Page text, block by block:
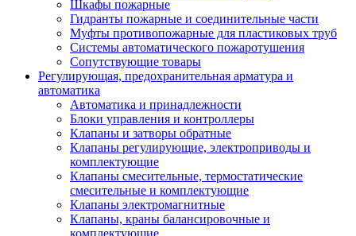
Шкафы пожарные
Гидранты пожарные и соединительные части
Муфты противопожарные для пластиковых труб
Системы автоматического пожаротушения
Сопутствующие товары
Регулирующая, предохранительная арматура и
автоматика
Автоматика и принадлежности
Блоки управления и контроллеры
Клапаны и затворы обратные
Клапаны регулирующие, электроприводы и
комплектующие
Клапаны смесительные, термостатические
смесительные и комплектующие
Клапаны электромагнитные
Клапаны, краны балансировочные и
комплектующие